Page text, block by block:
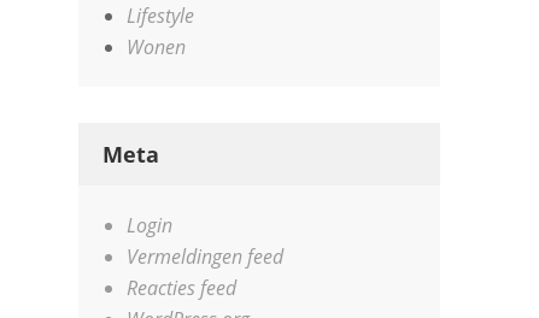
Lifestyle
Wonen
Meta
Login
Vermeldingen feed
Reacties feed